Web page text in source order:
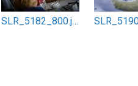
SLR_5182_800.jpg